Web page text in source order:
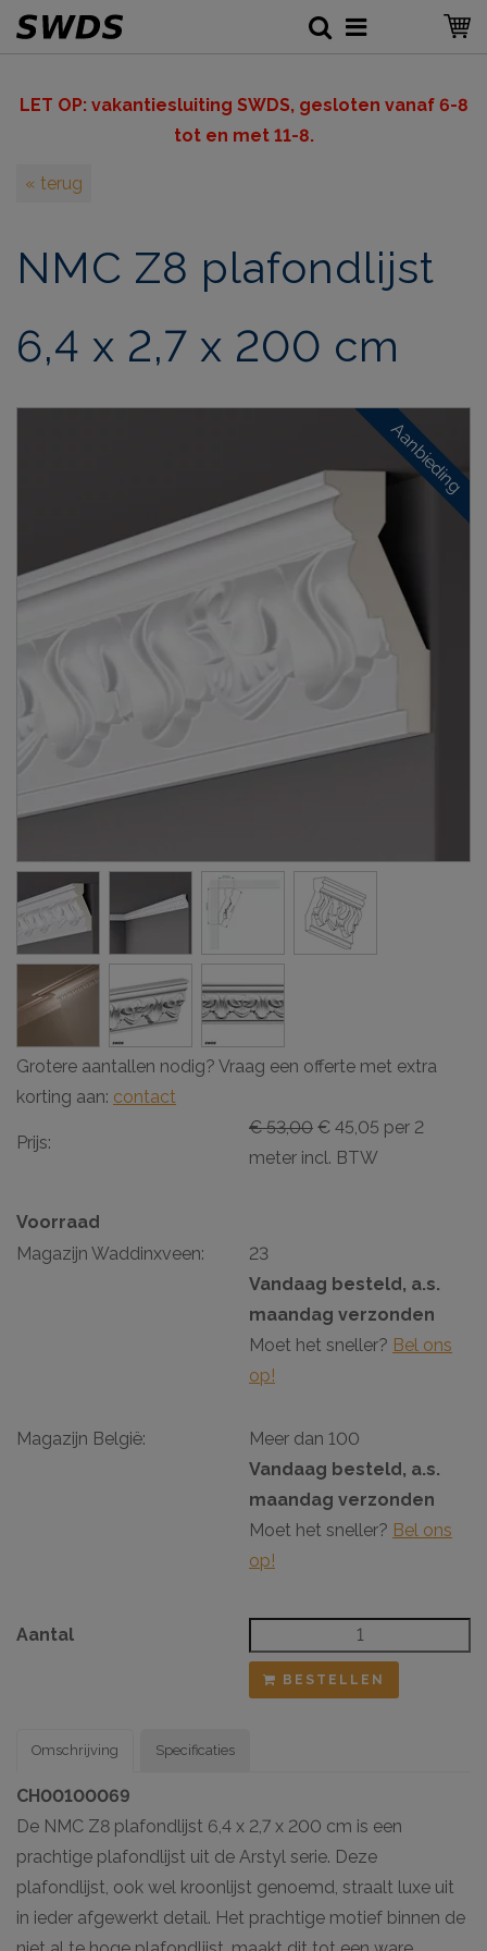
LET OP: vakantiesluiting SWDS, gesloten vanaf 6-8
tot en met 11-8.
« terug
NMC Z8 plafondlijst
6,4 x 2,7 x 200 cm
Aanbieding
Grotere aantallen nodig? Vraag een offerte met extra
korting aan: contact
Prijs:
€ 53,00 € 45,05 per 2
meter incl. BTW
Voorraad
Magazijn Waddinxveen:
23
Vandaag besteld, a.s.
maandag verzonden
Moet het sneller? Bel ons
op!
Magazijn België:
Meer dan 100
Vandaag besteld, a.s.
maandag verzonden
Moet het sneller? Bel ons
op!
Aantal
BESTELLEN
Omschrijving
CH00100069
De NMC Z8 plafondlijst 6,4 x 2,7 x 200 cm is een
prachtige plafondlijst uit de Arstyl serie. Deze
plafondlijst, ook wel kroonlijst genoemd, straalt luxe uit
in ieder afgewerkt detail. Het prachtige motief binnen de
Specificaties